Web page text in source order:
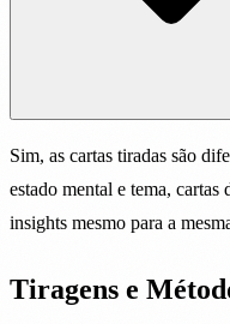
Sim, as cartas tiradas são
estado mental e tema,
insights mesmo para a
Tiragens e